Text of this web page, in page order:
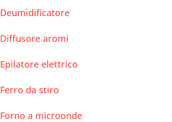
Deumidificatore
Diffusore aromi
Epilatore elettrico
Ferro da stiro
Forno a microonde